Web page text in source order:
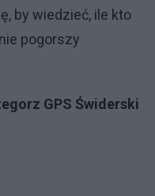
by wiedzieć, ile kto
pogorszy
GPS Świderski